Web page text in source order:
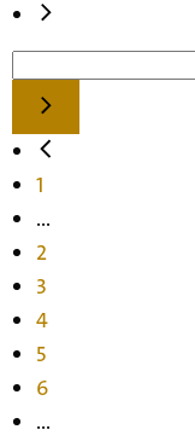
1
...
2
3
4
5
6
...